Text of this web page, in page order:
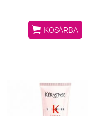
 KOSÁRBA